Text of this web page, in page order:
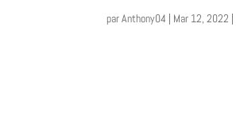
parAnthony04 | Mar 12, 2022 |